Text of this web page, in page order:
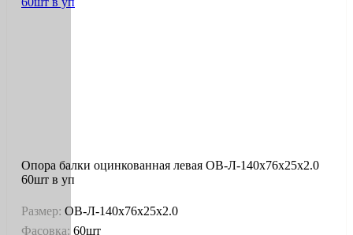
Опора балки оцинкованная левая OB-Л-140х76х25х2.0
60шт в уп
Размер: OB-Л-140х76х25х2.0
Фасовка: 60шт